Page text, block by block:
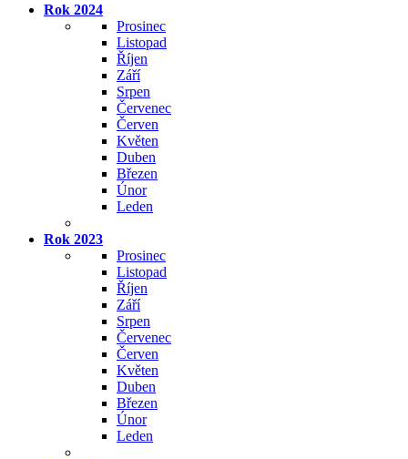
Rok 2024
Prosinec
Listopad
Říjen
Září
Srpen
Červenec
Červen
Květen
Duben
Březen
Únor
Leden
Rok 2023
Prosinec
Listopad
Říjen
Září
Srpen
Červenec
Červen
Květen
Duben
Březen
Únor
Leden